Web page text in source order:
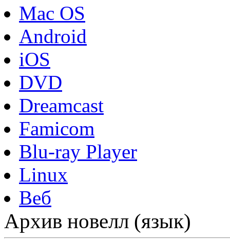
Mac OS
Android
iOS
DVD
Dreamcast
Famicom
Blu-ray Player
Linux
Веб
Архив новелл (язык)